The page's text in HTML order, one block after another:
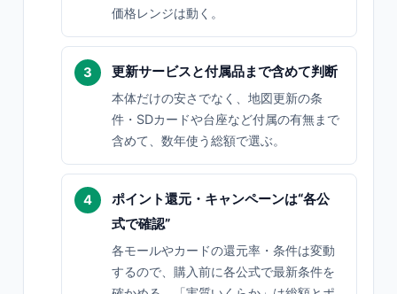
価格レンジは動く。
更新サービスと付属品まで含めて判断
本体だけの安さでなく、地図更新の条
件・SDカードや台座など付属の有無まで
含めて、数年使う総額で選ぶ。
ポイント還元・キャンペーンは“各公
式で確認”
各モールやカードの還元率・条件は変動
するので、購入前に各公式で最新条件を